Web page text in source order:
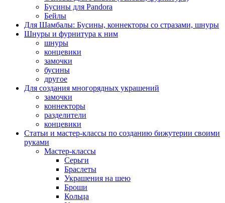
Бусины для Pandora
Бейлы
Для Шамбалы: Бусины, коннекторы со стразами, шнуры
Шнуры и фурнитура к ним
шнуры
концевики
замочки
бусины
другое
Для создания многорядных украшений
замочки
коннекторы
разделители
концевики
Статьи и мастер-классы по созданию бижутерии своими
руками
Мастер-классы
Серьги
Браслеты
Украшения на шею
Броши
Кольца